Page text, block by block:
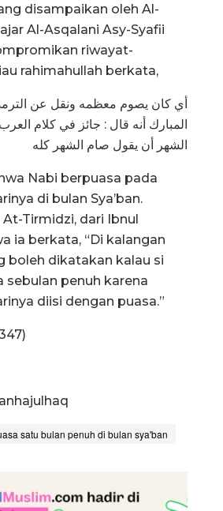
disampaikan oleh Al-
Al-Asqalani Asy-Syafii
riwayat-
rahimahullah berkata,
أي كان يصوم معظمه ونقل عن
المبارك أنه قال : جائز في كلام
الشهر أن يقول صام الشهر كله
Nabi berpuasa pada
di bulan Sya’ban.
Tirmidzi, dari Ibnul
ia berkata, “Di kalangan
boleh dikatakan kalau si
sebulan penuh karena
diisi dengan puasa.”
satu bulan penuh di bulan sya'ban